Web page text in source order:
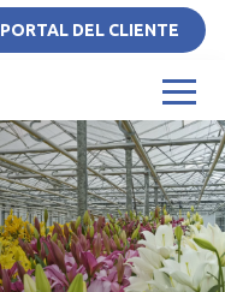
PORTAL DEL CLIENTE